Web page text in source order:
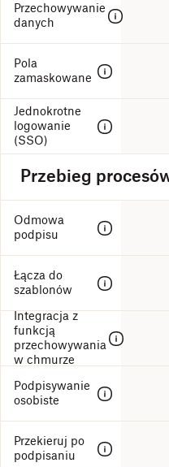
Przechowywanie
danych
Pola
zamaskowane
Jednokrotne
logowanie
(SSO)
Przebieg
Odmowa
podpisu
Łącza do
szablonów
Integracja z
funkcją
przechowywania
w chmurze
Podpisywanie
osobiste
Przekieruj po
podpisaniu